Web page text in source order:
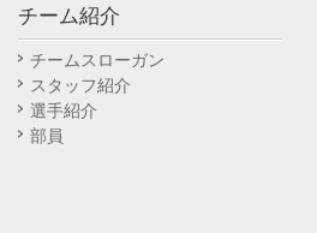
チーム紹介
チームスローガン
スタッフ紹介
選手紹介
部員